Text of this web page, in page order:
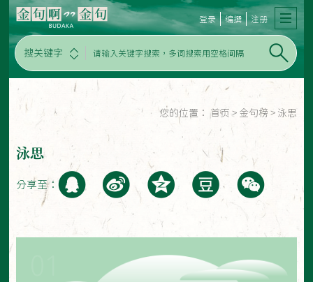
搜关键字
登录 编撰 注册
您的位置： 首页 > 金句榜 > 泳思
泳思
分享至：